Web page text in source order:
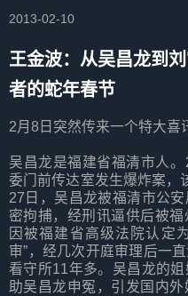
2013-02-10
王金波：从吴昌龙到
者的蛇年春节
2月8日突然传来一个特大喜
吴昌龙是福建省福清市人
委门前传达室发生爆炸案，
27日，吴昌龙被福清市公
密拘捕，经刑讯逼供后被
因被福建省高级法院认定
审”，经几次开庭审理后一
看守所11年多。吴昌龙的
助吴昌龙申冤，引发国内